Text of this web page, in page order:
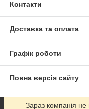
Контакти
Доставка та оплата
Графік роботи
Повна версія сайту
Сайт створено на
Зараз компанія